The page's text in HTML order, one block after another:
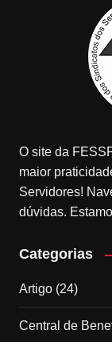
O site da
maior
Servidores!
dúvidas.
Categorias
Artigo(24)
Central de